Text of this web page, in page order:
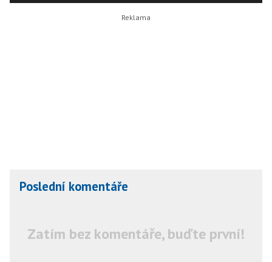
Poslední komentáře
Zatím bez komentáře, buďte první!